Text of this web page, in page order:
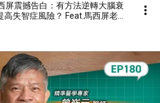
屏震撼告白：有方法逆轉大腦衰
失智症風險？ Feat.馬西屏老師
素卿｜【健康早知道】S5EP15.